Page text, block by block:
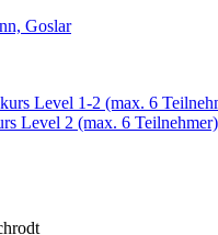
Goslar
Level 1-2 (max. 6
Level 2 (max. 6 Teilnehmer)